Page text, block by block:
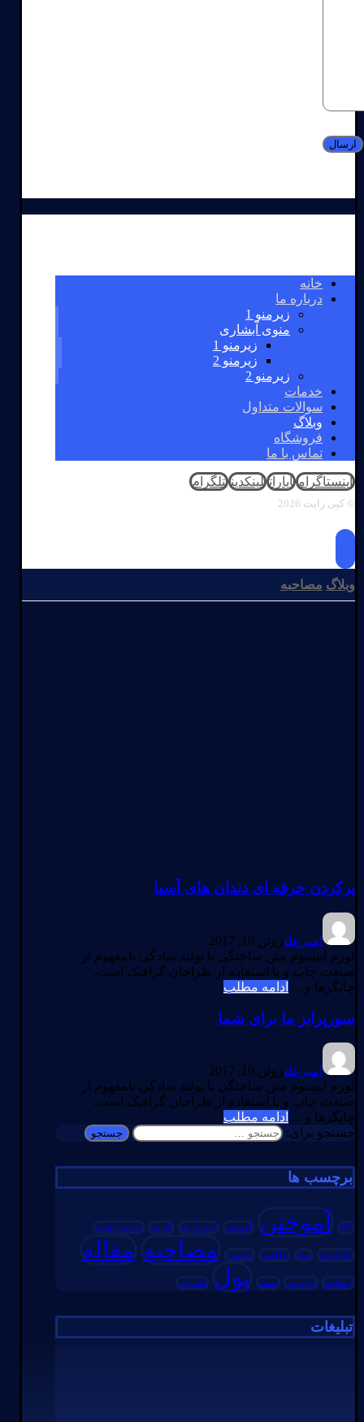
خانه
درباره ما
زیرمنو 1
منوی آبشاری
زیرمنو 1
زیرمنو 2
زیرمنو 2
خدمات
سوالات متداول
وبلاگ
فروشگاه
تماس با ما
اینستاگرام آپارات لینکدین تلگرام
© کپی رایت 2026
وبلاگ مصاحبه
پرکردن حرفه ای دندان های آسیا
امیرعلیژوئن 10, 2017
لورم ایپسوم متن ساختگی با تولید سادگی نامفهوم از
صنعت چاپ و با استفاده از طراحان گرافیک است.
چاپگرها و ... ادامه مطلب
سورپرایز ما برای شما
امیرعلیژوئن 10, 2017
لورم ایپسوم متن ساختگی با تولید سادگی نامفهوم از
صنعت چاپ و با استفاده از طراحان گرافیک است.
چاپگرها و ... ادامه مطلب
جستجو برای:
برچسب ها
WP آموختن آموزش آموزش ها آی تی توسعه دهنده
تکنولوژی سئو عکاسی مشهور مصاحبه مقاله
وبسایت وردپرس پست پول کامپیوتر
تبلیغات